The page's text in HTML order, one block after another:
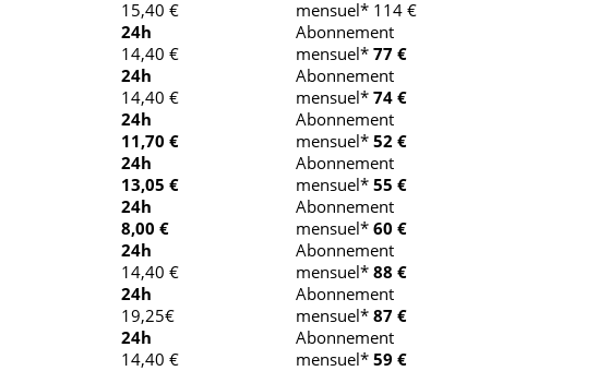
15,40 €
mensuel* 114 €
24h
14,40 €
Abonnement
mensuel* 77 €
24h
14,40 €
Abonnement
mensuel* 74 €
24h
11,70 €
Abonnement
mensuel* 52 €
24h
13,05 €
Abonnement
mensuel* 55 €
24h
8,00 €
Abonnement
mensuel* 60 €
24h
14,40 €
Abonnement
mensuel* 88 €
24h
19,25€
Abonnement
mensuel* 87 €
24h
14,40 €
Abonnement
mensuel* 59 €